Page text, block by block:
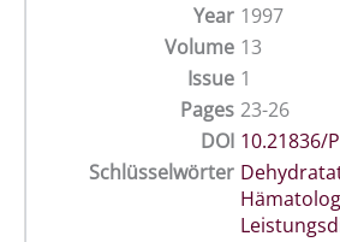
Year 1997
Volume 13
Issue 1
Pages 23-26
DOI 10.21836/
Schlüsselwörter